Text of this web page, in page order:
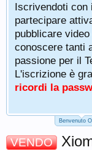
Iscrivendoti con
partecipare
pubblicare
conoscere tanti
passione per il
L'iscrizione è
ricordi la
Benvenuto
VENDO